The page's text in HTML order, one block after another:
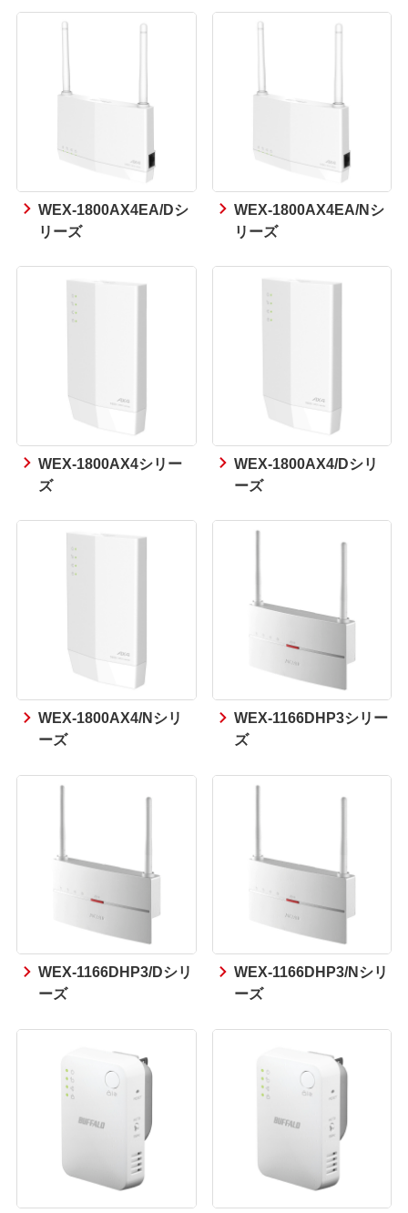
WEX-1800AX4EA/Dシ
リーズ
WEX-1800AX4EA/Nシ
リーズ
WEX-1800AX4シリー
ズ
WEX-1800AX4/Dシリ
ーズ
WEX-1800AX4/Nシリ
ーズ
WEX-1166DHP3シリー
ズ
WEX-1166DHP3/Dシリ
ーズ
WEX-1166DHP3/Nシリ
ーズ